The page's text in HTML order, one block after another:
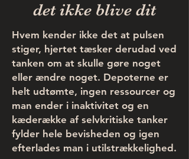
det ikke blive dit
Hvem kender ikke det at pulsen
stiger, hjertet tæsker derudad ved
tanken om at skulle gøre noget
eller ændre noget. Depoterne er
helt udtømte, ingen ressourcer og
man ender i inaktivitet og en
kæderække af selvkritiske tanker
fylder hele bevisheden og igen
efterlades man i utilstrækkelighed.